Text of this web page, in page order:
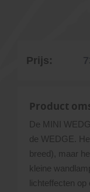
Prijs:
Product
De MINI
de WEDGE.
breed), maar
kleine
lichteffecten op